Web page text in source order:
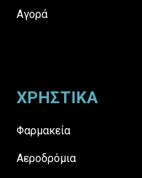
Αγορά
ΧΡΗΣΤΙΚΑ
Φαρμακεία
Αεροδρόμια